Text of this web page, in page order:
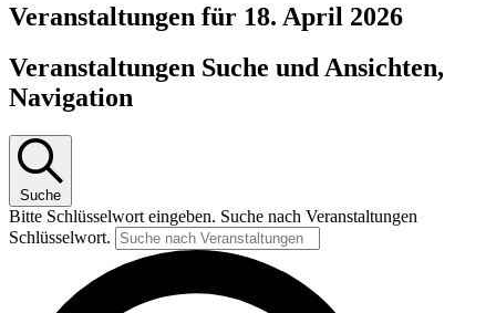
Veranstaltungen für 18. April 2026
Veranstaltungen Suche und Ansichten,
Navigation
Suche
Bitte Schlüsselwort eingeben. Suche nach Veranstaltungen
Schlüsselwort.